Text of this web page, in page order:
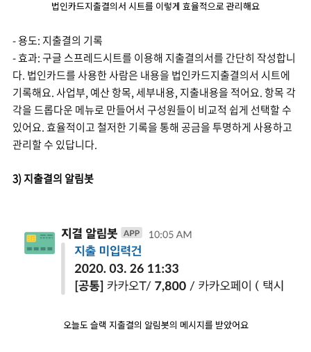
법인카드지출결의서 시트를 이렇게 효율적으로 관리해요
- 용도: 지출결의 기록
- 효과: 구글 스프레드시트를 이용해 지출결의서를 간단히 작성합니
다. 법인카드를 사용한 사람은 내용을 법인카드지출결의서 시트에
기록해요. 사업부, 예산 항목, 세부내용, 지출내용을 적어요. 항목 각
각을 드롭다운 메뉴로 만들어서 구성원들이 비교적 쉽게 선택할 수
있어요. 효율적이고 철저한 기록을 통해 공금을 투명하게 사용하고
관리할 수 있답니다.
3) 지출결의 알림봇
오늘도 슬랙 지출결의 알림봇의 메시지를 받았어요